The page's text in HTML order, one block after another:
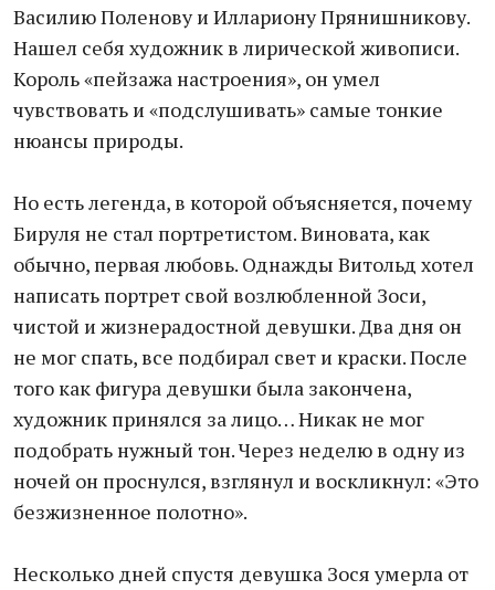
Василию Поленову и Иллариону Прянишникову.
Нашел себя художник в лирической живописи.
Король «пейзажа настроения», он умел
чувствовать и «подслушивать» самые тонкие
нюансы природы.
Но есть легенда, в которой объясняется, почему
Бируля не стал портретистом. Виновата, как
обычно, первая любовь. Однажды Витольд хотел
написать портрет свой возлюбленной Зоси,
чистой и жизнерадостной девушки. Два дня он
не мог спать, все подбирал свет и краски. После
того как фигура девушки была закончена,
художник принялся за лицо… Никак не мог
подобрать нужный тон. Через неделю в одну из
ночей он проснулся, взглянул и воскликнул: «Это
безжизненное полотно».
Несколько дней спустя девушка Зося умерла от